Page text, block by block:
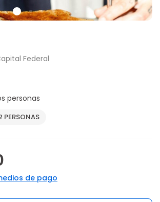
Federal
personas
PERSONAS
de pago